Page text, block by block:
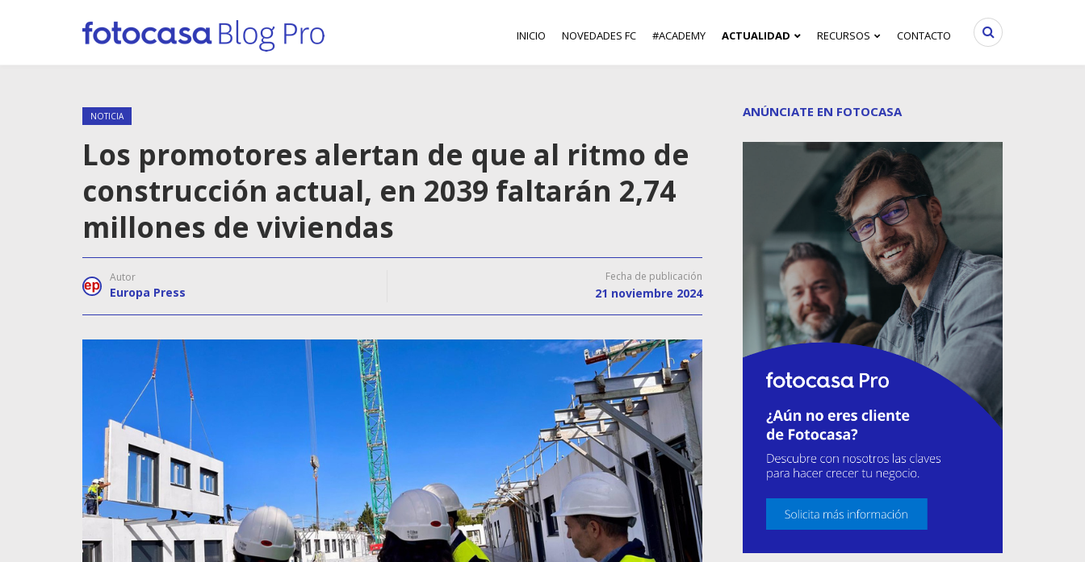
INICIO NOVEDADES FC #ACADEMY ACTUALIDAD RECURSOS CONTACTO
NOTICIA
Los promotores alertan de que al ritmo de
construcción actual, en 2039 faltarán 2,74
millones de viviendas
Autor
Europa Press
Fecha de publicación
21 noviembre 2024
ANÚNCIATE EN FOTOCASA